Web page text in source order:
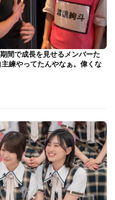
で成長を見せるメンバーた
練やってたんやなぁ。偉くな